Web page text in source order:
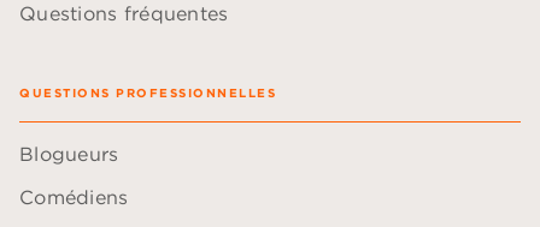
Questions fréquentes
QUESTIONS PROFESSIONNELLES
Blogueurs
Comédiens